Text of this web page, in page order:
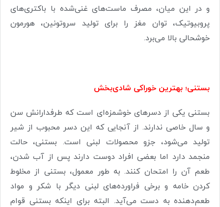
و در این میان، مصرف ماست‌های غنی‌شده با باکتری‌های
پروبیوتیک، توان مغز را برای تولید سروتونین، هورمون
خوشحالی بالا می‌برد.
بستنی؛ بهترین خوراکی شادی‌بخش
بستنی یکی از دسرهای خوشمزه‌‌ای است که طرفدارانش سن
و سال خاصی ندارند. از آنجایی که این دسر محبوب از شیر
تولید می‌‌شود، جزو محصولات لبنی است. بستنی، حالت
منجمد دارد اما بعضی‌ افراد دوست دارند پس از آب شدن،
طعم آن را امتحان کنند. به ‌طور معمول، بستنی از مخلوط
کردن خامه و برخی فراورده‌های لبنی دیگر با شکر و مواد
طعم‌دهنده به دست می‌‌آید. البته برای اینکه بستنی قوام